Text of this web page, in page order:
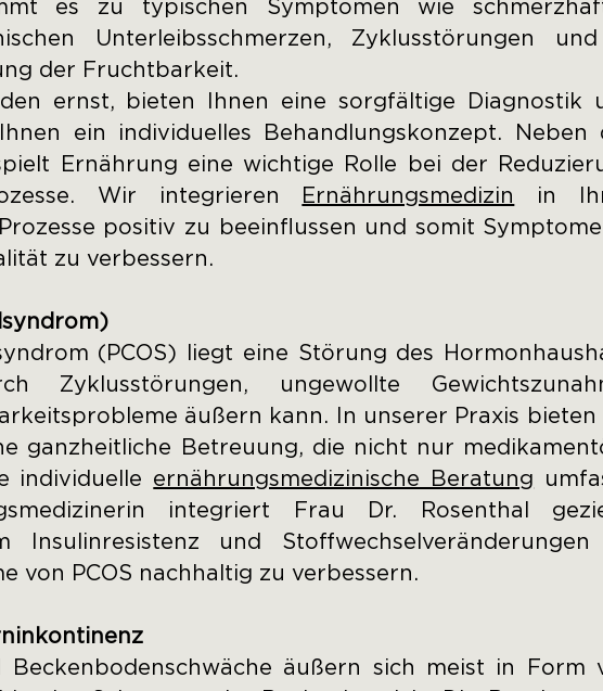
es zu typischen Symptomen wie
Unterleibsschmerzen, Zyklusstörungen
der Fruchtbarkeit.
ernst, bieten Ihnen eine sorgfältige Diagnostik
ein individuelles Behandlungskonzept. Neben
Ernährung eine wichtige Rolle bei der
Wir integrieren
Ernährungsmedizin
in
positiv zu beeinflussen und somit
zu verbessern.
(PCOS) liegt eine Störung des
Zyklusstörungen, ungewollte
äußern kann. In unserer Praxis bieten
ganzheitliche Betreuung, die nicht nur
individuelle ernährungsmedizinische Beratung
integriert Frau Dr. Rosenthal
Insulinresistenz und
von PCOS nachhaltig zu verbessern.
Beckenbodenschwäche äußern sich meist in Form